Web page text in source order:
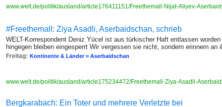
www.welt.de/politik/ausland/article176411151/Freethemall-Nijat-Aliyev-
#Freethemall: Ziya Asadli, Aserbaidschan, schrieb
WELT-Korrespondent Deniz Yücel ist aus türkischer Haft entlassen
hingegen bleiben eingesperrt Wir vergessen sie nicht, sondern erinnern an
Freitag: Kontinente & Länder > Aserbaidschan
www.welt.de/politik/ausland/article175234472/Freethemall-Ziya-Asadli-
Bergkarabach: Ein Toter und mehrere Verletzte bei